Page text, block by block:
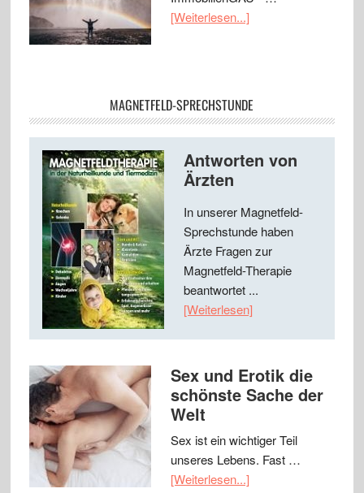
[Weiterlesen...]
MAGNETFELD-SPRECHSTUNDE
Antworten von
Ärzten
In unserer Magnetfeld-
Sprechstunde haben
Ärzte Fragen zur
Magnetfeld-Therapie
beantwortet ...
[Weiterlesen]
Sex und Erotik die
schönste Sache der
Welt
Sex ist ein wichtiger Teil
unseres Lebens. Fast …
[Weiterlesen...]